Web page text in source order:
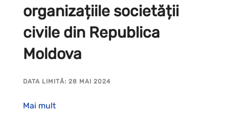
organizațiile societății
civile din Republica
Moldova
DATA LIMITĂ: 28 MAI 2024
Mai mult